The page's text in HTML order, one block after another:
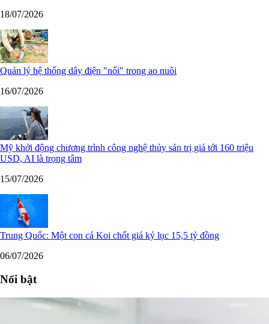
18/07/2026
Quản lý hệ thống dây điện "nối" trong ao nuôi
16/07/2026
Mỹ khởi động chương trình công nghệ thủy sản trị giá tới 160 triệu
USD, AI là trọng tâm
15/07/2026
Trung Quốc: Một con cá Koi chốt giá kỷ lục 15,5 tỷ đồng
06/07/2026
Nổi bật